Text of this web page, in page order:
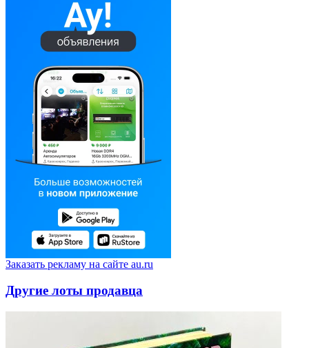
Заказать рекламу на сайте au.ru
Другие лоты продавца